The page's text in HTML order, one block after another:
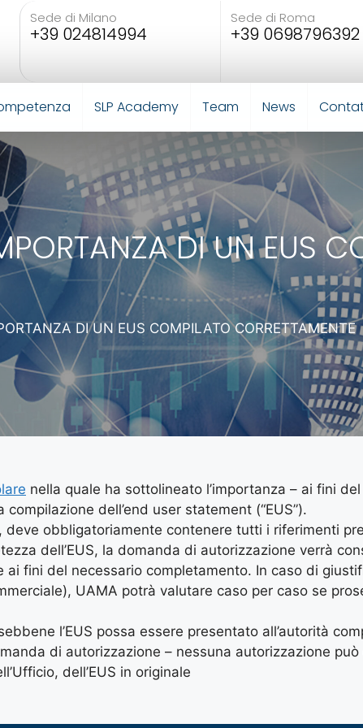
Sede di Milano
+39 024814994
Sede di Roma
+39 0698796392
SLP Academy Team News
DI UN EUS
DI UN EUS COMPILATO CORRETTAMENTE
nella quale ha sottolineato l’importanza – ai fini
dell’end user statement (“EUS”).
deve obbligatoriamente contenere tutti i riferimenti
dell’EUS, la domanda di autorizzazione verrà
fini del necessario completamento. In caso di
UAMA potrà valutare caso per caso se
l’EUS possa essere presentato all’autorità
di autorizzazione – nessuna autorizzazione può
dell’EUS in originale